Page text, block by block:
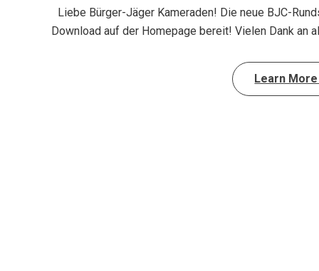
Liebe Bürger-Jäger Kameraden! Die neue BJC-
Download auf der Homepage bereit! Vielen Dank an
Learn